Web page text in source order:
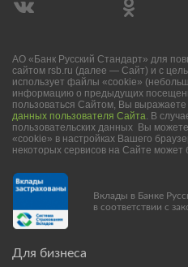
Для бизнеса
АО «Банк Русский Стандарт» для
сайтом rsb.ru (далее — Сайт) и с
использует файлы «cookie»
информацию о предыдущих
пользоваться Сайтом, Вы выражаете
данных пользователя Сайта. В
пользовательских данных Вы
«cookie» в настройках Вашего
некоторых сервисов на Сайте может
Вклады в Банке
в соответствии с